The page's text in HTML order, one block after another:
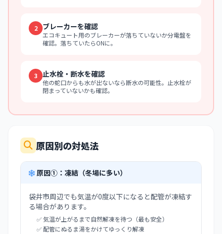
2 ブレーカーを確認
エコキュート用のブレーカーが落ちていないか分電盤を
確認。落ちていたらONに。
3 止水栓・断水を確認
他の蛇口からも水が出ないなら断水の可能性。止水栓が
閉まっていないかも確認。
原因別の対処法
原因①：凍結（冬場に多い）
袋井市周辺でも気温が0度以下になると配管が凍結す
る場合があります。
✅ 気温が上がるまで自然解凍を待つ（最も安全）
✅ 配管にぬるま湯をかけてゆっくり解凍